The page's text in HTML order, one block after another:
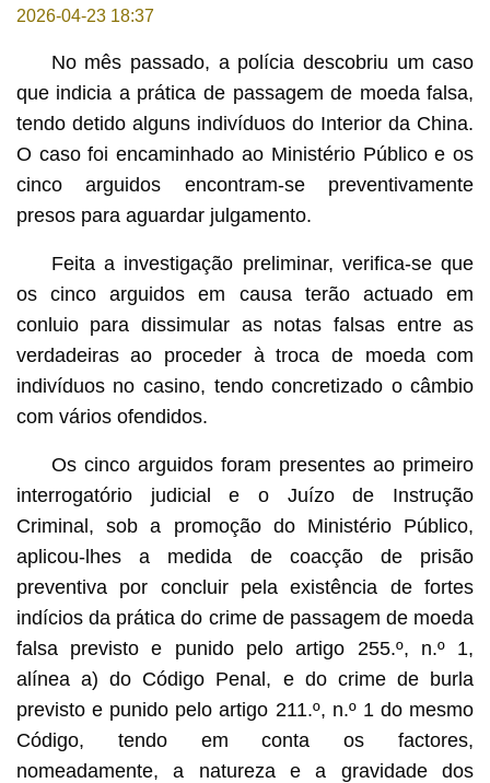
2026-04-23 18:37
No mês passado, a polícia descobriu um caso
que indicia a prática de passagem de moeda falsa,
tendo detido alguns indivíduos do Interior da China.
O caso foi encaminhado ao Ministério Público e os
cinco arguidos encontram-se preventivamente
presos para aguardar julgamento.
Feita a investigação preliminar, verifica-se que
os cinco arguidos em causa terão actuado em
conluio para dissimular as notas falsas entre as
verdadeiras ao proceder à troca de moeda com
indivíduos no casino, tendo concretizado o câmbio
com vários ofendidos.
Os cinco arguidos foram presentes ao primeiro
interrogatório judicial e o Juízo de Instrução
Criminal, sob a promoção do Ministério Público,
aplicou-lhes a medida de coacção de prisão
preventiva por concluir pela existência de fortes
indícios da prática do crime de passagem de moeda
falsa previsto e punido pelo artigo 255.º, n.º 1,
alínea a) do Código Penal, e do crime de burla
previsto e punido pelo artigo 211.º, n.º 1 do mesmo
Código, tendo em conta os factores,
nomeadamente, a natureza e a gravidade dos